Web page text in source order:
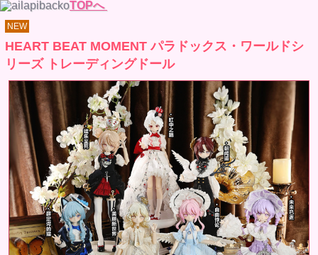
TOPへ
NEW
HEART BEAT MOMENT パラドックス・ワールドシ
リーズ トレーディングドール